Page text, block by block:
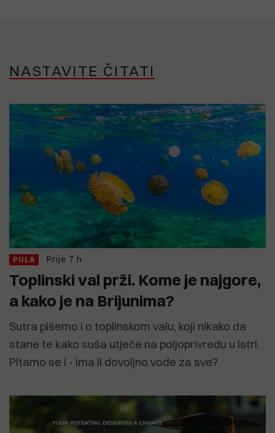
NASTAVITE ČITATI
PULA Prije 7 h
Toplinski val prži. Kome je najgore,
a kako je na Brijunima?
Sutra pišemo i o toplinskom valu, koji nikako da
stane te kako suša utječe na poljoprivredu u Istri.
PItamo se i - ima li dovoljno vode za sve?